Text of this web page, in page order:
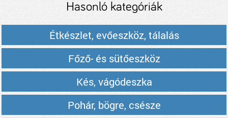
Hasonló kategóriák
Étkészlet, evőeszköz, tálalás
Főző- és sütőeszköz
Kés, vágódeszka
Pohár, bögre, csésze